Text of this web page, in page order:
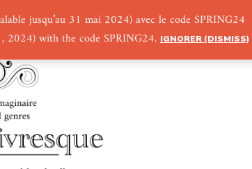
jusqu’au 31 mai 2024) avec le code SPRING24
2024) with the code SPRING24. IGNORER (DISMISS)